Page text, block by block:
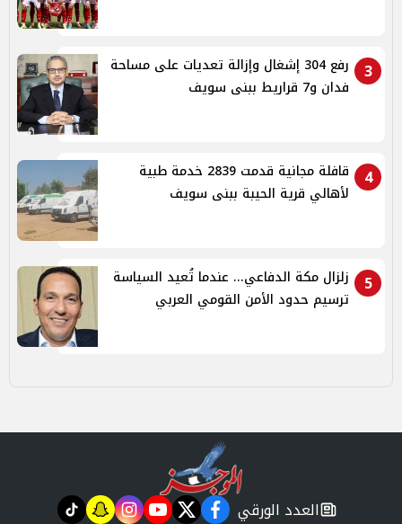
3
رفع 304 إشغال وإزالة تعديات على مساحة
فدان و7 قراريط ببنى سويف
4
قافلة مجانية قدمت 2839 خدمة طبية
لأهالي قرية الحيبة ببنى سويف
5
زلزال مكة الدفاعي... عندما تُعيد السياسة
ترسيم حدود الأمن القومي العربي
newspaper
العدد الورقي facebook
twitter
youtube
instagram
snapchat
tiktok